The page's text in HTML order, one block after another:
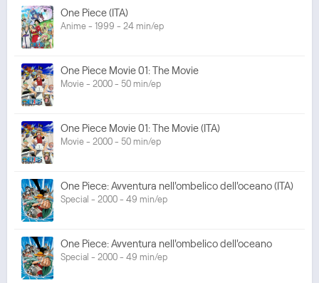
One Piece (ITA)
Anime - 1999 - 24 min/ep
One Piece Movie 01: The Movie
Movie - 2000 - 50 min/ep
One Piece Movie 01: The Movie (ITA)
Movie - 2000 - 50 min/ep
One Piece: Avventura nell'ombelico dell'oceano (ITA)
Special - 2000 - 49 min/ep
One Piece: Avventura nell'ombelico dell'oceano
Special - 2000 - 49 min/ep